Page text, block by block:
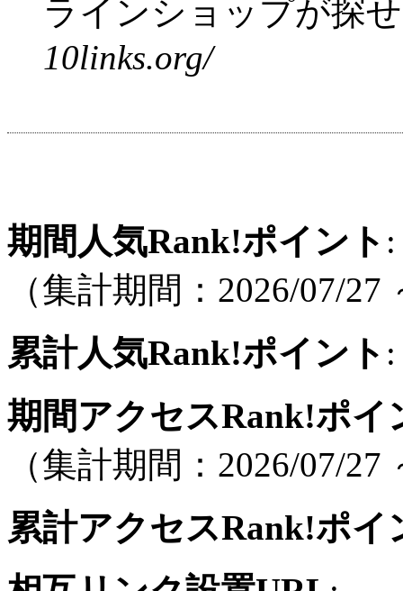
ラインショップが探
10links.org/
期間人気Rank!ポイント
（集計期間：2026/07/27
累計人気Rank!ポイント
期間アクセスRank!ポイ
（集計期間：2026/07/27
累計アクセスRank!ポイ